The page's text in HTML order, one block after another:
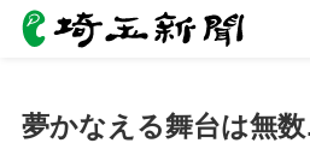
夢かなえる舞台は無